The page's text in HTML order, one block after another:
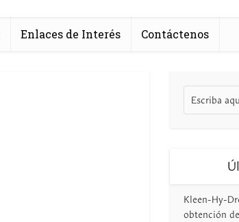
Enlaces de Interés Contáctenos
Kleen-Hy-
obtención